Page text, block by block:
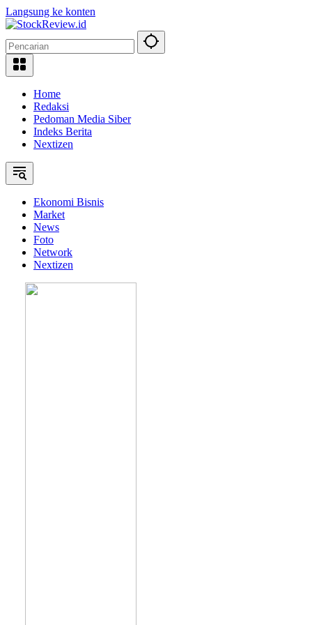
Langsung ke konten
Home
Redaksi
Pedoman Media Siber
Indeks Berita
Nextizen
Ekonomi Bisnis
Market
News
Foto
Network
Nextizen